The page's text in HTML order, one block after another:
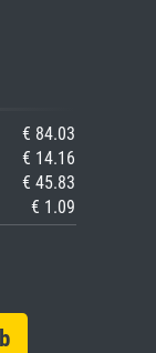
€ 84.03
€ 14.16
€ 45.83
€ 1.09